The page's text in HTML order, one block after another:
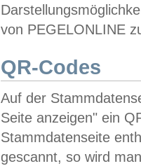
von PEGELONLINE
QR-Codes
Auf der
Seite anzeigen" ein
Stammdatenseite
gescannt, so wird